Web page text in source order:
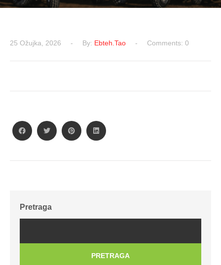
25 Ožujka, 2026 By: Ebteh.tao Comments: 0
Pretraga
PRETRAGA